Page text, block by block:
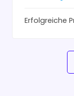
Erfolgreiche